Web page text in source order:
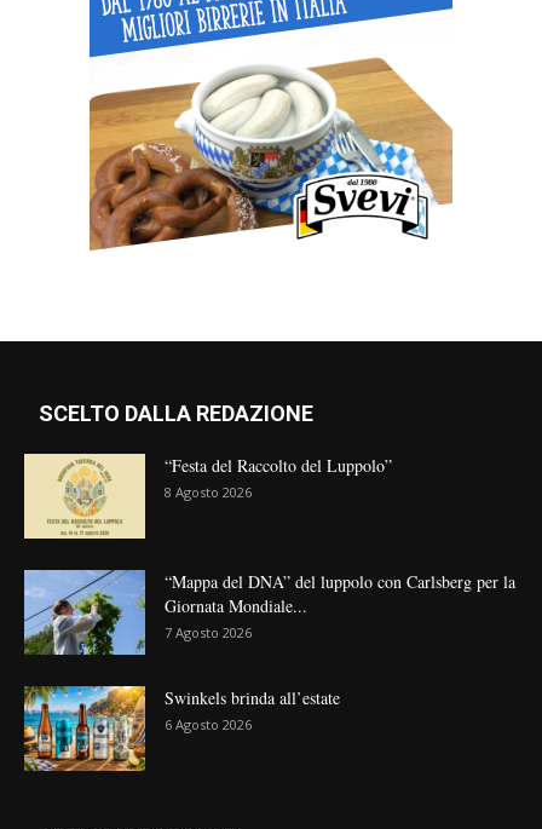
SCELTO DALLA REDAZIONE
“Festa del Raccolto del Luppolo”
8 Agosto 2026
“Mappa del DNA” del luppolo con Carlsberg per la
Giornata Mondiale...
7 Agosto 2026
Swinkels brinda all’estate
6 Agosto 2026